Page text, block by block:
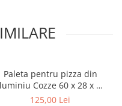
Paleta pentru pizza din
Cozze 60 x 28 x 28
cm 90379
125,00 Lei